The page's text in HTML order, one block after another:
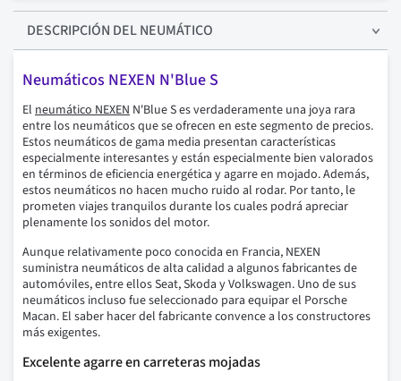
DESCRIPCIÓN DEL NEUMÁTICO
Neumáticos NEXEN N'Blue S
El neumático NEXEN N'Blue S es verdaderamente una joya rara
entre los neumáticos que se ofrecen en este segmento de precios.
Estos neumáticos de gama media presentan características
especialmente interesantes y están especialmente bien valorados
en términos de eficiencia energética y agarre en mojado. Además,
estos neumáticos no hacen mucho ruido al rodar. Por tanto, le
prometen viajes tranquilos durante los cuales podrá apreciar
plenamente los sonidos del motor.
Aunque relativamente poco conocida en Francia, NEXEN
suministra neumáticos de alta calidad a algunos fabricantes de
automóviles, entre ellos Seat, Skoda y Volkswagen. Uno de sus
neumáticos incluso fue seleccionado para equipar el Porsche
Macan. El saber hacer del fabricante convence a los constructores
más exigentes.
Excelente agarre en carreteras mojadas